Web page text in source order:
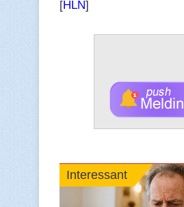
[HLN]
Interessant